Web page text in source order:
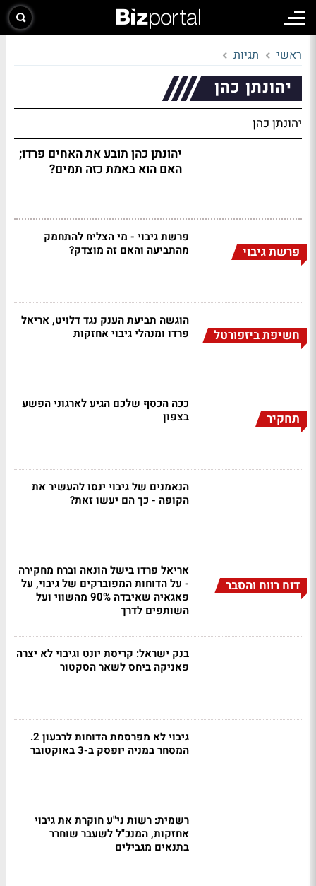
ראשי תגיות
יהונתן כהן
יהונתן כהן
יהונתן כהן תובע את האחים פרדו;
האם הוא באמת כזה תמים?
פרשת גיבוי
פרשת גיבוי - מי הצליח להתחמק
מהתביעה והאם זה מוצדק?
חשיפת ביזפורטל
הוגשה תביעת הענק נגד דלויט, אריאל
פרדו ומנהלי גיבוי אחזקות
תחקיר
ככה הכסף שלכם הגיע לארגוני הפשע
בצפון
הנאמנים של גיבוי ינסו להעשיר את
הקופה - כך הם יעשו זאת?
דוח רווח והסבר
אריאל פרדו בישל הונאה וברח מחקירה
- על הדוחות המפוברקים של גיבוי, על
פאגאיה שאיבדה 90% מהשווי ועל
השותפים לדרך
בנק ישראל: קריסת יונט וגיבוי לא יצרה
פאניקה ביחס לשאר הסקטור
גיבוי לא מפרסמת הדוחות לרבעון 2.
המסחר במניה יופסק ב-3 באוקטובר
רשמית: רשות ני"ע חוקרת את גיבוי
אחזקות, המנכ"ל לשעבר שוחרר
בתנאים מגבילים